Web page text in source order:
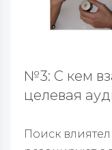
№3: С кем
целевая
Поиск